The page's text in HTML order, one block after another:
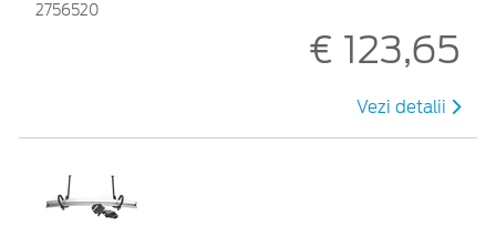
2756520
€ 123,65
Vezi detalii